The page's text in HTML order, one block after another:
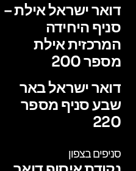
דואר ישראל אילת –
סניף היחידה
המרכזית אילת
מספר 200
דואר ישראל באר
שבע סניף מספר
220
סניפים בצפון